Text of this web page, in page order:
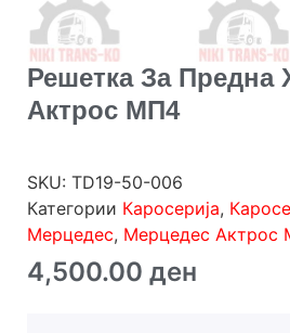
Решетка За Предна
Актрос МП4
SKU: TD19-50-006
Категории Каросерија,
Мерцедес, Мерцедес Актрос
4,500.00 ден